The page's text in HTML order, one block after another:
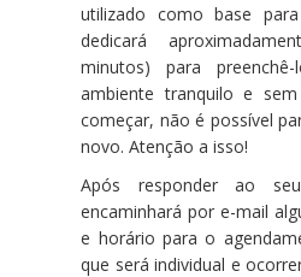
utilizado como base
dedicará
minutos) para
ambiente tranquilo e
começar, não é possível
novo. Atenção a isso!
Após responder ao
encaminhará por e-mail
e horário para o
que será individual e